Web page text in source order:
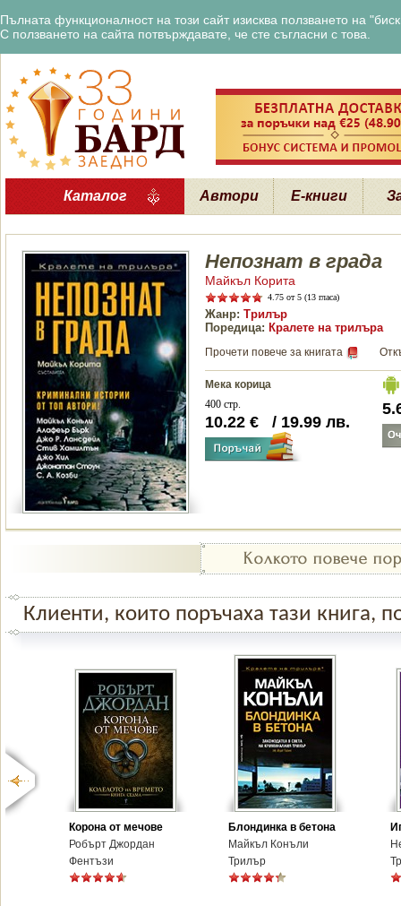
Пълната функционалност на този сайт изисква ползването на
С ползването на сайта потвърждавате, че сте съгласни с това.
Каталог Автори Е-книги
Непознат в града
Майкъл Корита
4.75 от 5 (13 гласа)
Жанр: Трилър
Поредица: Кралете на трилъра
Прочети повече за книгата
Мека корица
400 стр.
10.22 € / 19.99 лв.
Клиенти, които поръчаха тази книга,
Корона от мечове
Робърт Джордан
Фентъзи
Блондинка в бетона
Майкъл Конъли
Трилър